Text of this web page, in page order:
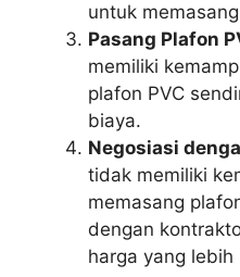
untuk
Pasang Plafon
memiliki
plafon PVC
biaya.
Negosiasi
tidak memiliki
memasang
dengan
harga yang lebih